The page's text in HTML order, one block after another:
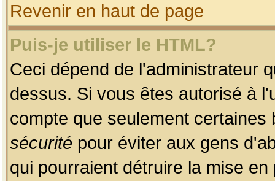
Revenir en haut de page
Puis-je utiliser le HTML?
Ceci dépend de l'administrateur
dessus. Si vous êtes autorisé à
compte que seulement
sécurité pour éviter aux gens
qui pourraient détruire la mise